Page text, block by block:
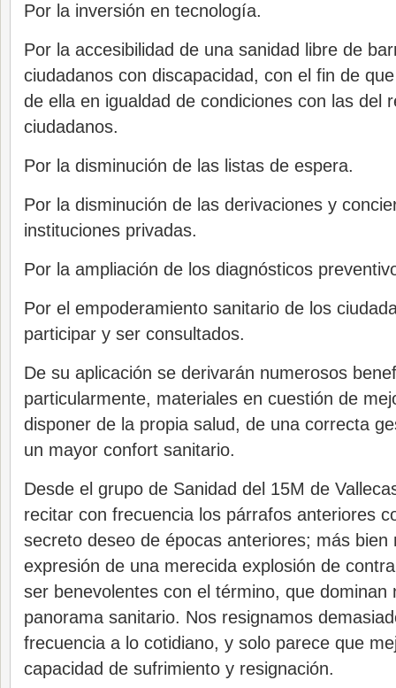
Por la inversión en tecnología.
Por la accesibilidad de una sanidad libre de
ciudadanos con discapacidad, con el fin de
de ella en igualdad de condiciones con las del
ciudadanos.
Por la disminución de las listas de espera.
Por la disminución de las derivaciones y
instituciones privadas.
Por la ampliación de los diagnósticos
Por el empoderamiento sanitario de los
participar y ser consultados.
De su aplicación se derivarán numerosos
particularmente, materiales en cuestión de
disponer de la propia salud, de una correcta
un mayor confort sanitario.
Desde el grupo de Sanidad del 15M de
recitar con frecuencia los párrafos anteriores
secreto deseo de épocas anteriores; más bien
expresión de una merecida explosión de
ser benevolentes con el término, que dominan
panorama sanitario. Nos resignamos
frecuencia a lo cotidiano, y solo parece que
capacidad de sufrimiento y resignación.